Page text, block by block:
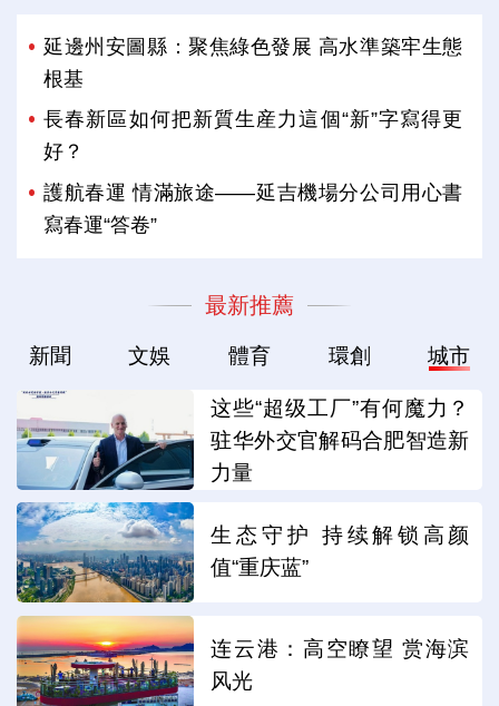
延邊州安圖縣：聚焦綠色發展 高水準築牢生態
根基
長春新區如何把新質生産力這個“新”字寫得更
好？
護航春運 情滿旅途——延吉機場分公司用心書
寫春運“答卷”
最新推薦
新聞 文娛 體育 環創 城市
这些“超级工厂”有何魔力？
驻华外交官解码合肥智造新
力量
生态守护 持续解锁高颜
值“重庆蓝”
连云港：高空瞭望 赏海滨
风光